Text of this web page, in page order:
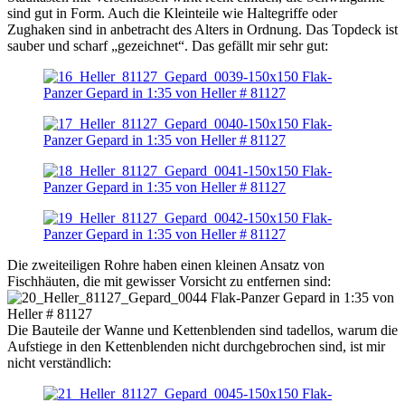
sind gut in Form. Auch die Kleinteile wie Haltegriffe oder
Zughaken sind in anbetracht des Alters in Ordnung. Das Topdeck ist
sauber und scharf „gezeichnet“. Das gefällt mir sehr gut:
Die zweiteiligen Rohre haben einen kleinen Ansatz von
Fischhäuten, die mit gewisser Vorsicht zu entfernen sind:
Die Bauteile der Wanne und Kettenblenden sind tadellos, warum die
Aufstiege in den Kettenblenden nicht durchgebrochen sind, ist mir
nicht verständlich: